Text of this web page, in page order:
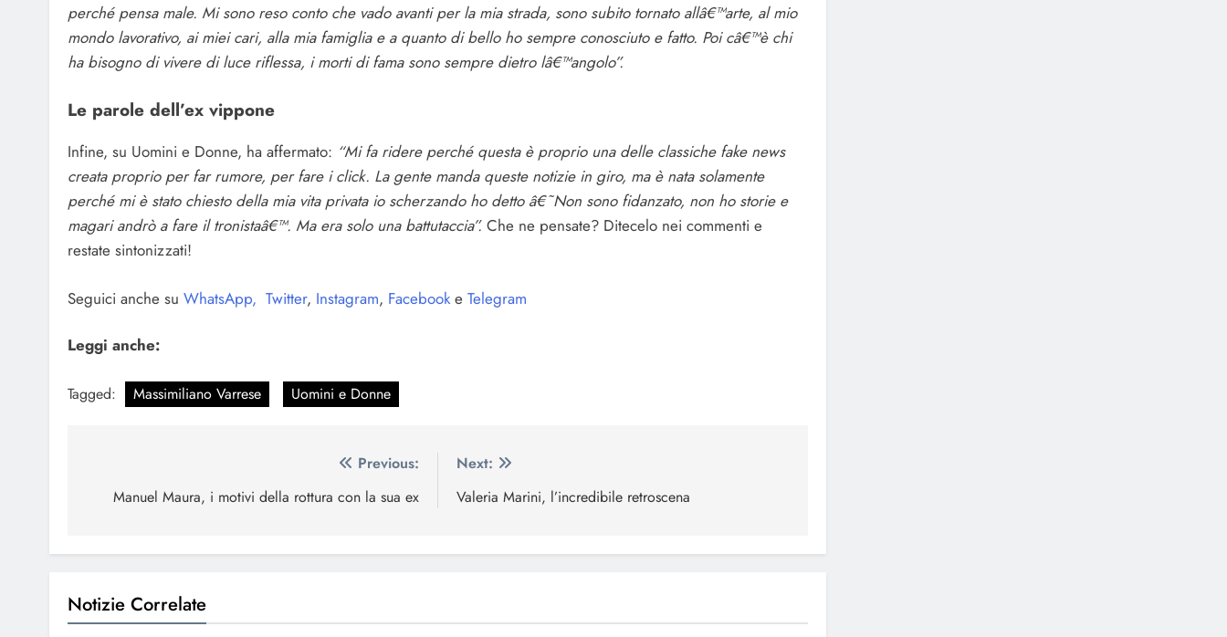
perché pensa male. Mi sono reso conto che vado avanti per la mia strada, sono subito tornato allâ€™arte, al mio
mondo lavorativo, ai miei cari, alla mia famiglia e a quanto di bello ho sempre conosciuto e fatto. Poi câ€™è chi
ha bisogno di vivere di luce riflessa, i morti di fama sono sempre dietro lâ€™angolo”.
Le parole dell’ex vippone
Infine, su Uomini e Donne, ha affermato: “Mi fa ridere perché questa è proprio una delle classiche fake news
creata proprio per far rumore, per fare i click. La gente manda queste notizie in giro, ma è nata solamente
perché mi è stato chiesto della mia vita privata io scherzando ho detto â€˜Non sono fidanzato, non ho storie e
magari andrò a fare il tronistaâ€™. Ma era solo una battutaccia”. Che ne pensate? Ditecelo nei commenti e
restate sintonizzati!
Seguici anche su WhatsApp, Twitter, Instagram, Facebooke Telegram
Leggi anche:
Tagged: Massimiliano Varrese Uomini e Donne
articoli
Previous:
Manuel Maura, i motivi della rottura con la sua ex
Next:
Valeria Marini, l’incredibile retroscena
Notizie Correlate